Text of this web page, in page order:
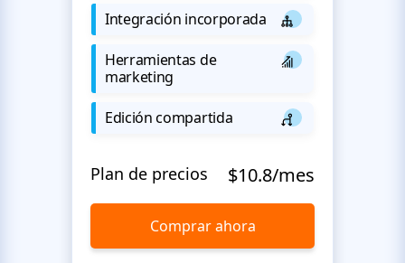
Integración incorporada
Herramientas de
marketing
Edición compartida
Plan de precios $10.8/mes
Comprar ahora